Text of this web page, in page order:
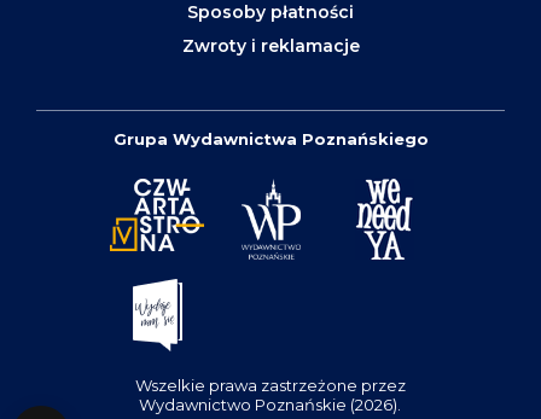
Sposoby płatności
Zwroty i reklamacje
Grupa Wydawnictwa Poznańskiego
Wszelkie prawa zastrzeżone przez
Wydawnictwo Poznańskie (2026).